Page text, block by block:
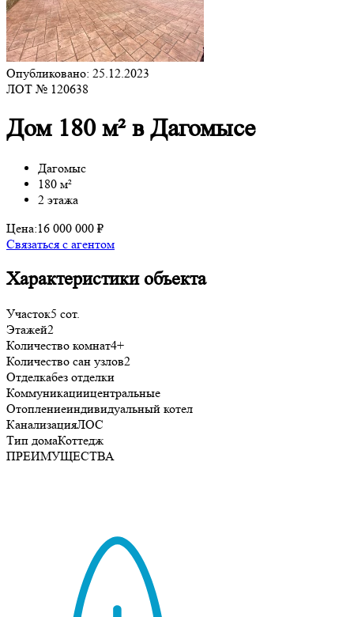
Опубликовано: 25.12.2023
ЛОТ № 120638
Дом 180 м² в Дагомысе
Дагомыс
180 м²
2 этажа
Цена:16 000 000 ₽
Связаться с агентом
Характеристики объекта
Участок5 сот.
Этажей2
Количество комнат4+
Количество сан узлов2
Отделкабез отделки
Коммуникациицентральные
Отоплениеиндивидуальный котел
КанализацияЛОС
Тип домаКоттедж
ПРЕИМУЩЕСТВА